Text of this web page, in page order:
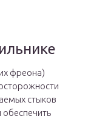
фреона)
стыков